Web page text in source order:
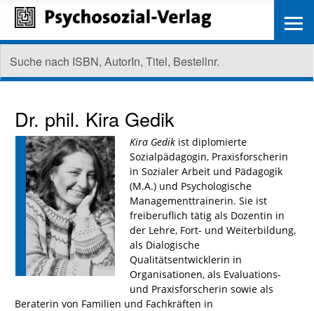
Dr. phil. Kira Gedik
Kira Gedik ist diplomierte
Sozialpädagogin, Praxisforscherin
in Sozialer Arbeit und Pädagogik
(M.A.) und Psychologische
Managementtrainerin. Sie ist
freiberuflich tätig als Dozentin in
der Lehre, Fort- und Weiterbildung,
als Dialogische
Qualitätsentwicklerin in
Organisationen, als Evaluations-
und Praxisforscherin sowie als
Beraterin von Familien und Fachkräften in
≡